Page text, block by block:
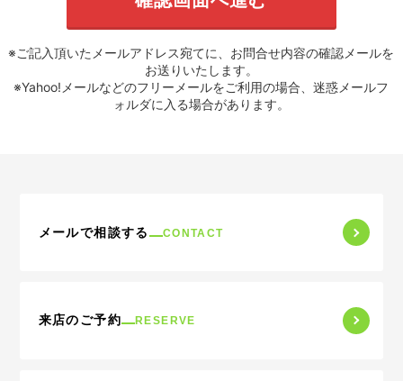
※ご記入頂いたメールアドレス宛てに、お問合せ内容の確認メールを
お送りいたします。
※Yahoo!メールなどのフリーメールをご利用の場合、迷惑メールフ
ォルダに入る場合があります。
メールで相談する CONTACT
来店のご予約 RESERVE